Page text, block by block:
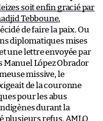
soit enfin gracié par
Tebboune,
de faire la paix. Ou
diplomatiques mises
une lettre envoyée par
Manuel López Obrador
missive, le
de la couronne
pour les abus
durant la
plusieurs refus, AMLO